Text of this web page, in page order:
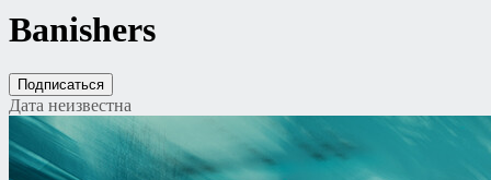
Banishers
Подписаться
Дата неизвестна